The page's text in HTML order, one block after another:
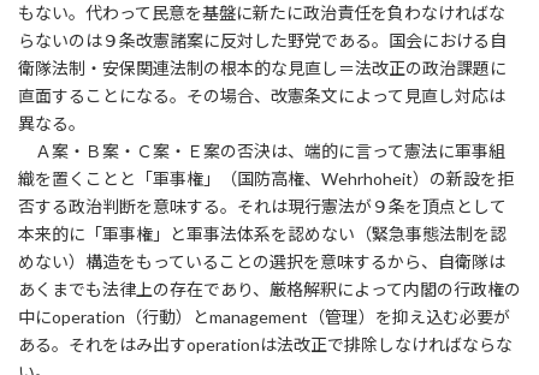
もない。代わって民意を基盤に新たに政治責任を負わなければな
らないのは９条改憲諸案に反対した野党である。国会における自
衛隊法制・安保関連法制の根本的な見直し＝法改正の政治課題に
直面することになる。その場合、改憲条文によって見直し対応は
異なる。
Ａ案・Ｂ案・Ｃ案・Ｅ案の否決は、端的に言って憲法に軍事組
織を置くことと「軍事権」（国防高権、Wehrhoheit）の新設を拒
否する政治判断を意味する。それは現行憲法が９条を頂点として
本来的に「軍事権」と軍事法体系を認めない（緊急事態法制を認
めない）構造をもっていることの選択を意味するから、自衛隊は
あくまでも法律上の存在であり、厳格解釈によって内閣の行政権の
中にoperation（行動）とmanagement（管理）を抑え込む必要が
ある。それをはみ出すoperationは法改正で排除しなければならな